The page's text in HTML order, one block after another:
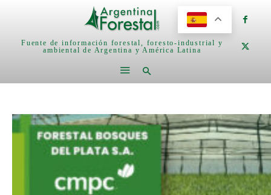
Fuente de información forestal, foresto-industrial y
ambiental de Argentina y América Latina